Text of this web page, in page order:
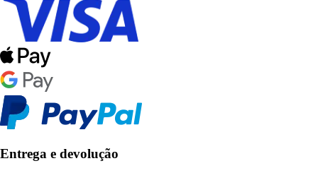
Entrega e devolução